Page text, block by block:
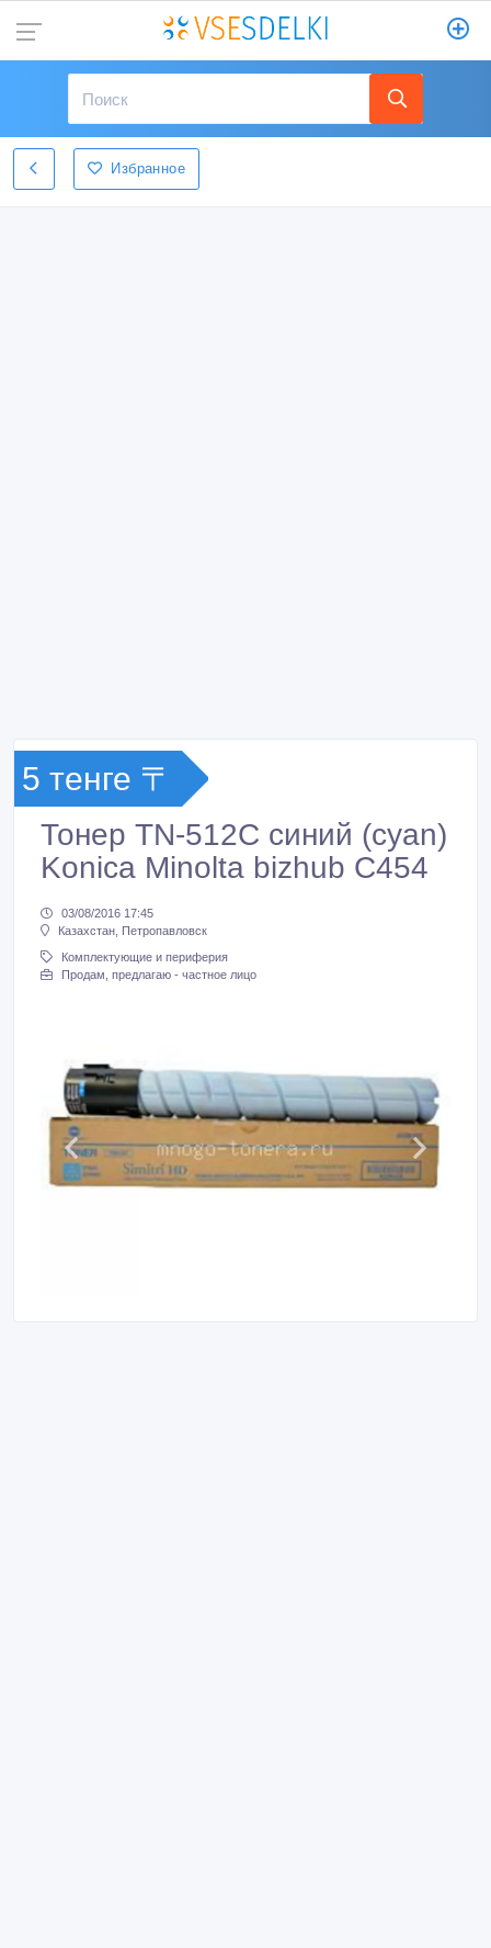
Избранное
5 тенге 〒
Тонер TN-512C синий (cyan)
Konica Minolta bizhub C454
03/08/2016 17:45
Казахстан, Петропавловск
Комплектующие и периферия
Продам, предлагаю - частное лицо